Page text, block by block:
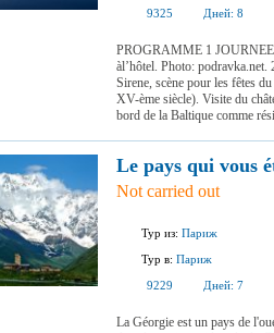
9325
Дней: 8
PROGRAMME 1 JOURNEE
àl’hôtel. Photo:
Sirene, scène pour les fêtes
XV-ème siècle). Visite du
bord de la Baltique comme
Le pays qui vous
Not carried out
Тур из: Париж
Тур в: Париж
9229
Дней: 7
La Géorgie est un pays de